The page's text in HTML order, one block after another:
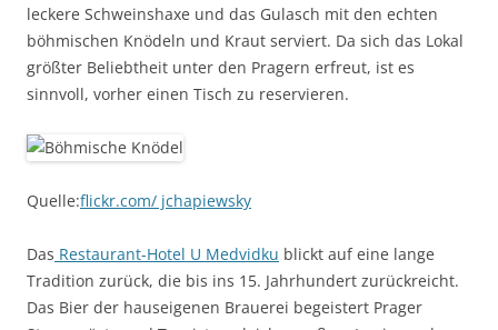
leckere Schweinshaxe und das Gulasch mit den echten
böhmischen Knödeln und Kraut serviert. Da sich das Lokal
größter Beliebtheit unter den Pragern erfreut, ist es
sinnvoll, vorher einen Tisch zu reservieren.
Quelle:flickr.com/ jchapiewsky
Das Restaurant-Hotel U Medvidku blickt auf eine lange
Tradition zurück, die bis ins 15. Jahrhundert zurückreicht.
Das Bier der hauseigenen Brauerei begeistert Prager